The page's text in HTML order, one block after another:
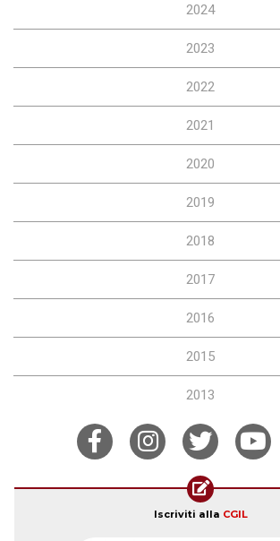
2024
2023
2022
2021
2020
2019
2018
2017
2016
2015
2013
Iscriviti alla CGIL